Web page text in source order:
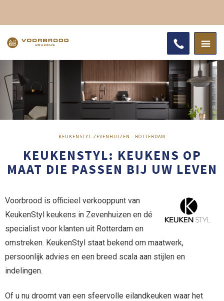
KEUKENSTYL: KEUKENS OP
MAAT DIE PASSEN BIJ UW LEVEN
KEUKENSTYL ZEVENHUIZEN - ROTTERDAM
Voorbrood is officieel verkooppunt van
KeukenStyl keukens in Zevenhuizen en dé
specialist voor klanten uit Rotterdam en
omstreken. KeukenStyl staat bekend om maatwerk,
persoonlijk advies en een breed scala aan stijlen en
indelingen.
Of u nu droomt van een sfeervolle eilandkeuken waar het